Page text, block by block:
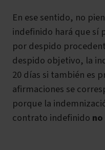
En ese sentido, no
indefinido hará que sí
por despido
despido objetivo, la
20 días si también es
afirmaciones se
porque la
contrato indefinido